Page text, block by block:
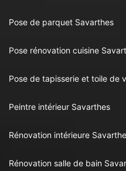
Pose de parquet Savarthes
Pose rénovation cuisine
Pose de tapisserie et toile de
Peintre intérieur Savarthes
Rénovation intérieure
Rénovation salle de bain